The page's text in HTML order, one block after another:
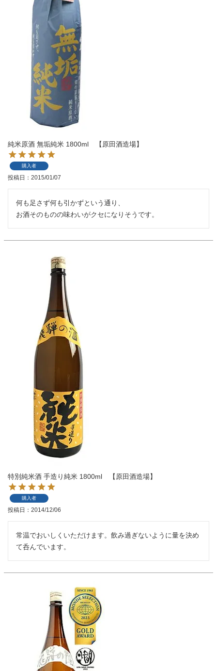
純米原酒 無垢純米 1800ml 【原田酒造場】
購入者
投稿日 2015/01/07
何も足さず何も引かずという通り、
お酒そのものの味わいがクセになりそうです。
特別純米酒 手造り純米 1800ml 【原田酒造場】
購入者
投稿日 2014/12/06
常温でおいしくいただけます。飲み過ぎないように量を決め
て呑んでいます。